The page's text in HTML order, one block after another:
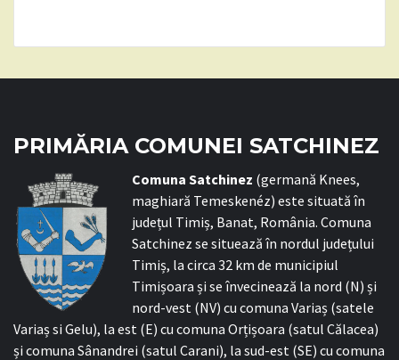
PRIMĂRIA COMUNEI SATCHINEZ
Comuna Satchinez (germană Knees,
maghiară Temeskenéz) este situată în
județul Timiș, Banat, România. Comuna
Satchinez se situează în nordul județului
Timiș, la circa 32 km de municipiul
Timișoara și se învecinează la nord (N) și
nord-vest (NV) cu comuna Variaș (satele
Variaș si Gelu), la est (E) cu comuna Orțișoara (satul Călacea)
și comuna Sânandrei (satul Carani), la sud-est (SE) cu comuna